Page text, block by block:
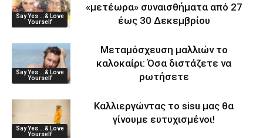
Say Yes ...& Love
Yourself
«μετέωρα» συναισθήματα από 27
έως 30 Δεκεμβρίου
Say Yes ...& Love
Yourself
Μεταμόσχευση μαλλιών το
καλοκαίρι: Όσα διστάζετε να
ρωτήσετε
Say Yes ...& Love
Yourself
Καλλιεργώντας το sisu μας θα
γίνουμε ευτυχισμένοι!